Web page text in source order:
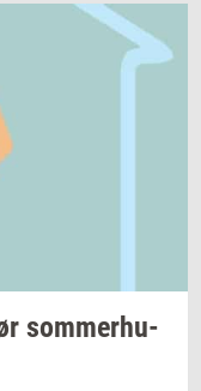
som­mer­hu­